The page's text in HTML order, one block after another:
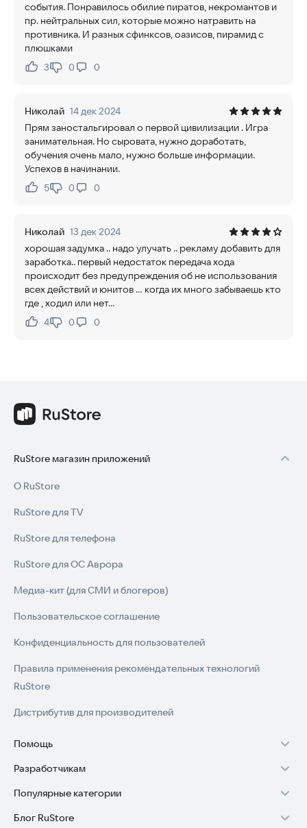
события. Понравилось обилие пиратов, некромантов и
пр. нейтральных сил, которые можно натравить на
противника. И разных сфинксов, оазисов, пирамид с
плюшками
Нравится:
3Не нравится:
0 0
Николай 14 дек 2024
Прям заностальгировал о первой цивилизации . Игра
занимательная. Но сыровата, нужно доработать,
обучения очень мало, нужно больше информации.
Успехов в начинании.
Нравится:
5Не нравится:
0 0
Николай 13 дек 2024
хорошая задумка .. надо улучать .. рекламу добавить для
заработка.. первый недостаток передача хода
происходит без предупреждения об не использования
всех действий и юнитов ... когда их много забываешь кто
где , ходил или нет...
Нравится:
4Не нравится:
0 0
RuStore магазин приложений
О RuStore
RuStore для TV
RuStore для телефона
RuStore для ОС Аврора
Медиа-кит (для СМИ и блогеров)
Пользовательское соглашение
Конфиденциальность для пользователей
Правила применения рекомендательных технологий
RuStore
Дистрибутив для производителей
Помощь
Установка RuStore на TV
Установка RuStore на телефон
Установка RuStore в машину
Разработчикам
Зарабатывать с RuStore
Стать разработчиком
Популярные категории
Игры для Android
Блог RuStore